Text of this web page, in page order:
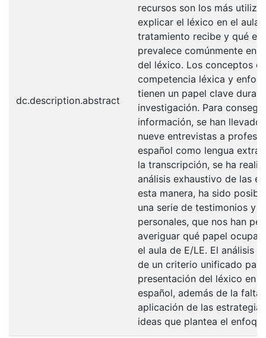
dc.description.abstract
recursos son los más
explicar el léxico en el aula
tratamiento recibe y qué
prevalece comúnmente en
del léxico. Los conceptos
competencia léxica y
tienen un papel clave
investigación. Para
información, se han llevado
nueve entrevistas a
español como lengua
la transcripción, se ha
análisis exhaustivo de las
esta manera, ha sido
una serie de testimonios y
personales, que nos han
averiguar qué papel ocupa
el aula de E/LE. El análisis
de un criterio unificado
presentación del léxico en
español, además de la falta
aplicación de las
ideas que plantea el